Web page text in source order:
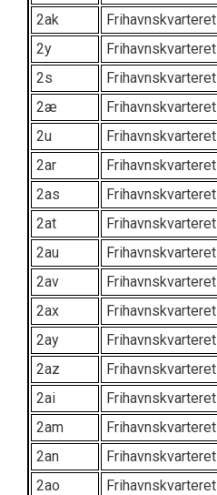
2ak
Frihavnskvarteret
2y
Frihavnskvarteret
2s
Frihavnskvarteret
2æ
Frihavnskvarteret
2u
Frihavnskvarteret
2ar
Frihavnskvarteret
2as
Frihavnskvarteret
2at
Frihavnskvarteret
2au
Frihavnskvarteret
2av
Frihavnskvarteret
2ax
Frihavnskvarteret
2ay
Frihavnskvarteret
2az
Frihavnskvarteret
2ai
Frihavnskvarteret
2am
Frihavnskvarteret
2an
Frihavnskvarteret
2ao
Frihavnskvarteret